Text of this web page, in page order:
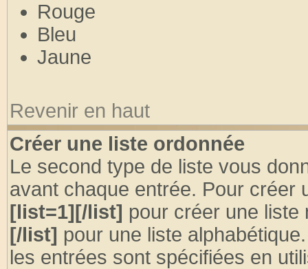
Rouge
Bleu
Jaune
Revenir en haut
Créer une liste ordonnée
Le second type de liste vous
avant chaque entrée. Pour créer
[list=1][/list] pour créer une
[/list] pour une liste
les entrées sont spécifiées en